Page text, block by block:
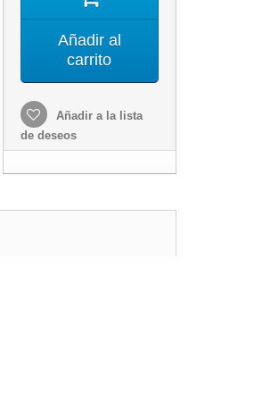
Añadir al
carrito
Añadir a la lista
de deseos